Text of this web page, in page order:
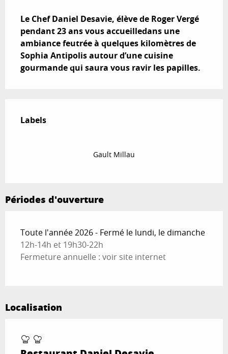
Le Chef Daniel Desavie, élève de Roger Vergé
pendant 23 ans vous accueilledans une
ambiance feutrée à quelques kilomètres de
Sophia Antipolis autour d’une cuisine
gourmande qui saura vous ravir les papilles.
Labels
Labels
Gault Millau
Périodes d'ouverture
Toute l'année 2026 - Fermé le lundi, le dimanche
12h-14h et 19h30-22h
Fermeture annuelle : voir site internet
Localisation